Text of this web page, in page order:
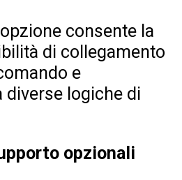
consente la
di collegamento
e
diverse logiche di
opzionali